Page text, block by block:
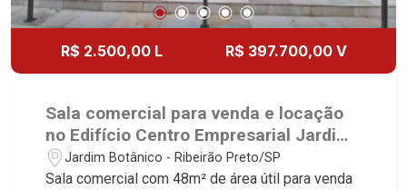
R$ 2.500,00 L R$ 397.700,00 V
Sala comercial para venda e locação
no Edifício Centro Empresarial Jardim
Botânico, próximo ao Parque Carlos
Raya - Ribeirão Preto/SP.
Jardim Botânico - Ribeirão Preto/SP
Sala comercial com 48m² de área útil para venda